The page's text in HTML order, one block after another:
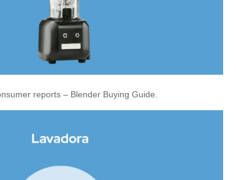
reports – Blender Buying Guide.